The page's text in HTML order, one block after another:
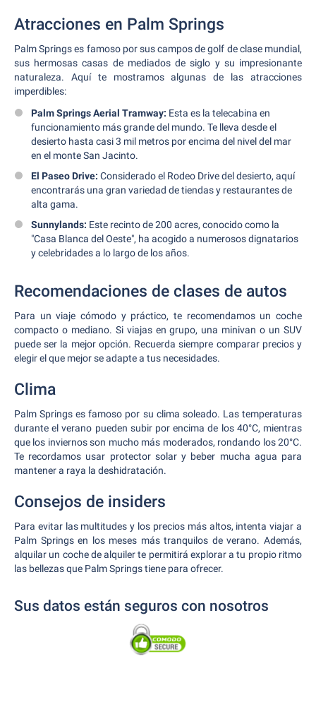
Atracciones en Palm Springs
Palm Springs es famoso por sus campos de golf de clase mundial,
sus hermosas casas de mediados de siglo y su impresionante
naturaleza. Aquí te mostramos algunas de las atracciones
imperdibles:
Palm Springs Aerial Tramway: Esta es la telecabina en
funcionamiento más grande del mundo. Te lleva desde el
desierto hasta casi 3 mil metros por encima del nivel del mar
en el monte San Jacinto.
El Paseo Drive: Considerado el Rodeo Drive del desierto, aquí
encontrarás una gran variedad de tiendas y restaurantes de
alta gama.
Sunnylands: Este recinto de 200 acres, conocido como la
"Casa Blanca del Oeste", ha acogido a numerosos dignatarios
y celebridades a lo largo de los años.
Recomendaciones de clases de autos
Para un viaje cómodo y práctico, te recomendamos un coche
compacto o mediano. Si viajas en grupo, una minivan o un SUV
puede ser la mejor opción. Recuerda siempre comparar precios y
elegir el que mejor se adapte a tus necesidades.
Clima
Palm Springs es famoso por su clima soleado. Las temperaturas
durante el verano pueden subir por encima de los 40°C, mientras
que los inviernos son mucho más moderados, rondando los 20°C.
Te recordamos usar protector solar y beber mucha agua para
mantener a raya la deshidratación.
Consejos de insiders
Para evitar las multitudes y los precios más altos, intenta viajar a
Palm Springs en los meses más tranquilos de verano. Además,
alquilar un coche de alquiler te permitirá explorar a tu propio ritmo
las bellezas que Palm Springs tiene para ofrecer.
Sus datos están seguros con nosotros